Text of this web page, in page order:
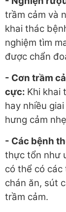
trầm cảm và
khai thác
nghiệm tìm
được chẩn
- Cơn trầm
cực: Khi khai
hay nhiều
hưng cảm
- Các bệnh
thực tổn như
có thể có các
chán ăn, sút
trầm cảm.